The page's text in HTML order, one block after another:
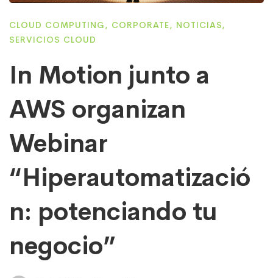
CLOUD COMPUTING, CORPORATE, NOTICIAS,
SERVICIOS CLOUD
In Motion junto a
AWS organizan
Webinar
“Hiperautomatizació
n: potenciando tu
negocio”